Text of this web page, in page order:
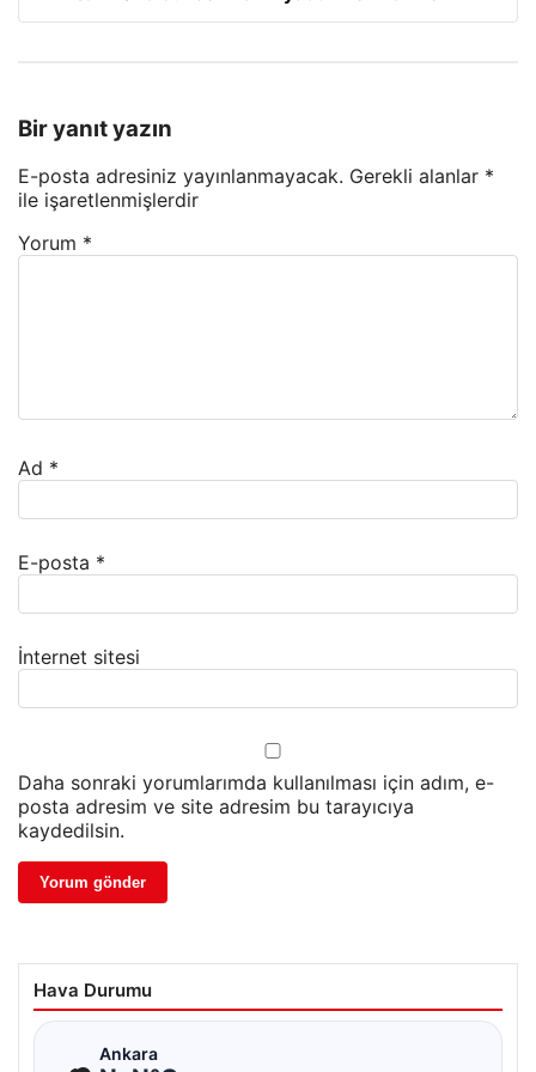
Bir yanıt yazın
E-posta adresiniz yayınlanmayacak. Gerekli alanlar *
ile işaretlenmişlerdir
Yorum *
Ad *
E-posta *
İnternet sitesi
Daha sonraki yorumlarımda kullanılması için adım, e-
posta adresim ve site adresim bu tarayıcıya
kaydedilsin.
Hava Durumu
Ankara